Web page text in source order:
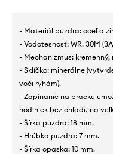
- Materiál puzdra: oceľ a
- Vodotesnosť: WR. 30M
- Mechanizmus:
- Sklíčko: minerálne
voči ryhám).
- Zapínanie na pracku
hodiniek bez ohľadu na
- Šírka puzdra: 18 mm.
- Hrúbka puzdra: 7 mm.
- Šírka opaska: 10 mm.